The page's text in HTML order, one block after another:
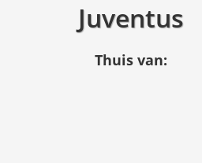
Juventus
Thuis van: